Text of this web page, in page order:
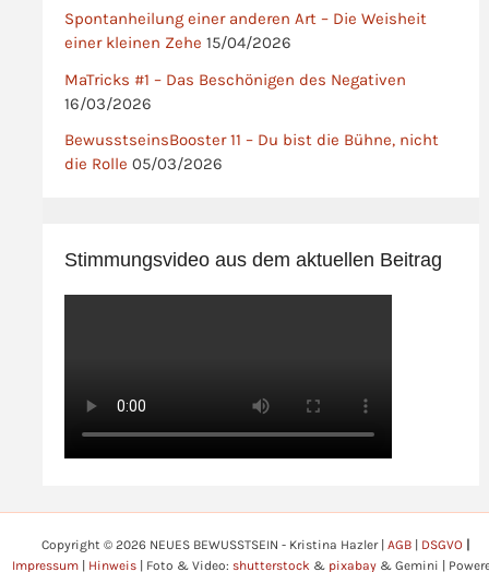
Spontanheilung einer anderen Art – Die Weisheit
einer kleinen Zehe 15/04/2026
MaTricks #1 – Das Beschönigen des Negativen
16/03/2026
BewusstseinsBooster 11 – Du bist die Bühne, nicht
die Rolle 05/03/2026
Stimmungsvideo aus dem aktuellen Beitrag
Copyright © 2026 NEUES BEWUSSTSEIN - Kristina Hazler | AGB DSGVO
Impressum
Hinweis | Foto & Video: shutterstock & pixabay & Gemini |